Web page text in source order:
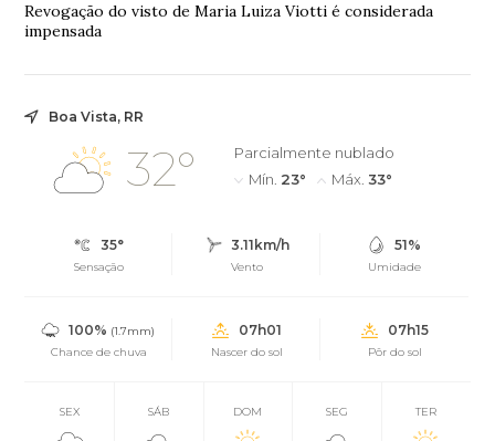
Revogação do visto de Maria Luiza Viotti é considerada
impensada
Boa Vista, RR
32°
Parcialmente nublado
Mín. 23° Máx. 33°
35°
Sensação
3.11km/h
Vento
51%
Umidade
100% (1.7mm)
Chance de chuva
07h01
Nascer do sol
07h15
Pôr do sol
SEX SÁB DOM SEG TER